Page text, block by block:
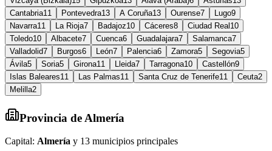
Cantabria11 Pontevedra13 A Coruña13 Ourense7 Lugo9
Navarra11 La Rioja7 Badajoz10 Cáceres8 Ciudad Real 10
Toledo10 Albacete7 Cuenca6 Guadalajara7 Salamanca7
Valladolid7 Burgos6 León7 Palencia6 Zamora5 Segovia5
Ávila5 Soria5 Girona11 Lleida7 Tarragona10 Castellón9
Islas Baleares11 Las Palmas11 Santa Cruz de Tenerife11 Ceuta2
Melilla2
Provincia de Almería
Capital: Almería y 13 municipios principales